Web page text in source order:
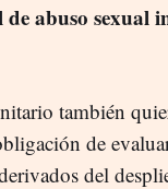
de abuso sexual
también
de
del